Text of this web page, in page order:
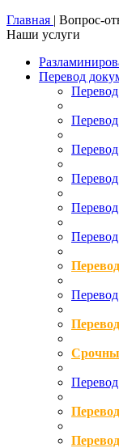
Главная | Вопрос-
Наши услуги
Перевод
Перевод